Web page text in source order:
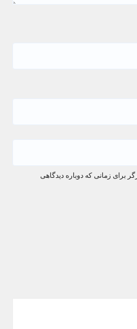
برای زمانی که دوباره دیدگاهی